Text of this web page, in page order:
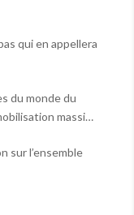
qui en appellera
du monde du
massive
sur l’ensemble